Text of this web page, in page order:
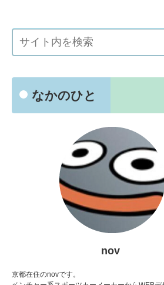
なかのひと
nov
京都在住のnovです。